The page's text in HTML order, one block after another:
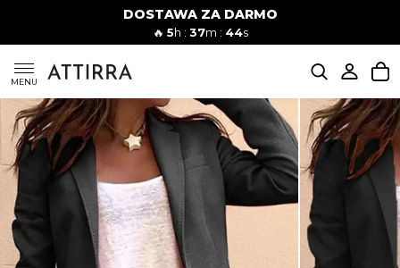
DOSTAWA ZA DARMO
🔥 5h : 37m : 42s
MENU
Mężczyźni
SUKIENKI
KOMPLETY
KOMBINEZONY
DÓŁ DAMSKIE